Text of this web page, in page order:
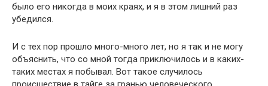
было его никогда в моих краях, и я в этом лишний раз
убедился.
И с тех пор прошло много-много лет, но я так и не могу
объяснить, что со мной тогда приключилось и в каких-
таких местах я побывал. Вот такое случилось